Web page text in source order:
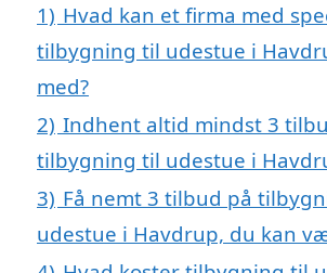
1) Hvad kan et firma med
tilbygning til udestue i
med?
2) Indhent altid mindst 3
tilbygning til udestue i
3) Få nemt 3 tilbud på
udestue i Havdrup, du kan